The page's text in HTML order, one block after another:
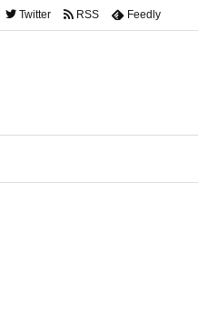
Twitter RSS Feedly